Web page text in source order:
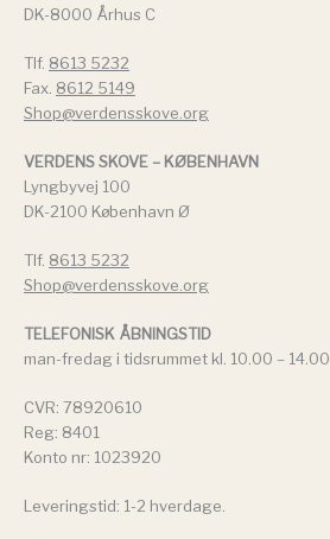
DK-8000 Århus C
Tlf. 8613 5232
Fax. 8612 5149
Shop@verdensskove.org
VERDENS SKOVE – KØBENHAVN
Lyngbyvej 100
DK-2100 København Ø
Tlf. 8613 5232
Shop@verdensskove.org
TELEFONISK ÅBNINGSTID
man-fredag i tidsrummet kl. 10.00 – 14.00
CVR: 78920610
Reg: 8401
Konto nr: 1023920
Leveringstid: 1-2 hverdage.